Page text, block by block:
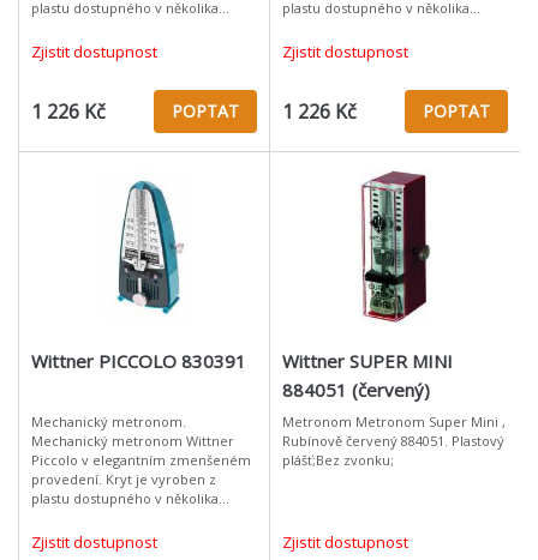
plastu dostupného v několika
plast Oranžová Provedení bez
zvonku
Zjistit dostupnost
1 226 Kč POPTAT
plastu dostupného v několika
plast Fialová Provedení bez
zvonku
Zjistit dostupnost
1 226 Kč POPTAT
Wittner PICCOLO 830391
Mechanický metronom.
Mechanický metronom Wittner
Piccolo v elegantním zmenšeném
provedení. Kryt je vyroben z
plastu dostupného v několika
plast Tyrkysová Provedení bez
zvonku
Zjistit dostupnost
Wittner SUPER MINI
884051 (červený)
Metronom Metronom Super Mini ,
Rubínově červený 884051. Plastový
plášť;Bez zvonku;
Zjistit dostupnost